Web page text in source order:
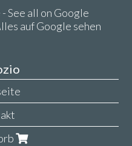
See all on Google
auf Google sehen